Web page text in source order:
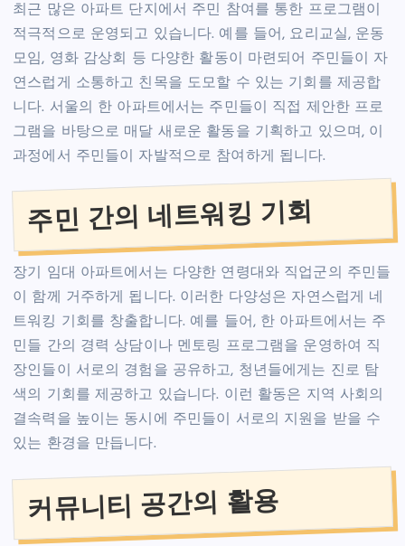
최근 많은 아파트 단지에서 주민 참여를 통한 프로그램이
적극적으로 운영되고 있습니다. 예를 들어, 요리교실, 운동
모임, 영화 감상회 등 다양한 활동이 마련되어 주민들이 자
연스럽게 소통하고 친목을 도모할 수 있는 기회를 제공합
니다. 서울의 한 아파트에서는 주민들이 직접 제안한 프로
그램을 바탕으로 매달 새로운 활동을 기획하고 있으며, 이
과정에서 주민들이 자발적으로 참여하게 됩니다.
주민 간의 네트워킹 기회
장기 임대 아파트에서는 다양한 연령대와 직업군의 주민들
이 함께 거주하게 됩니다. 이러한 다양성은 자연스럽게 네
트워킹 기회를 창출합니다. 예를 들어, 한 아파트에서는 주
민들 간의 경력 상담이나 멘토링 프로그램을 운영하여 직
장인들이 서로의 경험을 공유하고, 청년들에게는 진로 탐
색의 기회를 제공하고 있습니다. 이런 활동은 지역 사회의
결속력을 높이는 동시에 주민들이 서로의 지원을 받을 수
있는 환경을 만듭니다.
커뮤니티 공간의 활용